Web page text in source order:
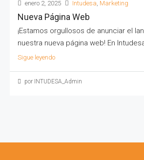
enero 2, 2025 Intudesa, Marketing
Nueva Página Web
¡Estamos orgullosos de anunciar el
nuestra nueva página web! En
Sigue leyendo
por INTUDESA_Admin